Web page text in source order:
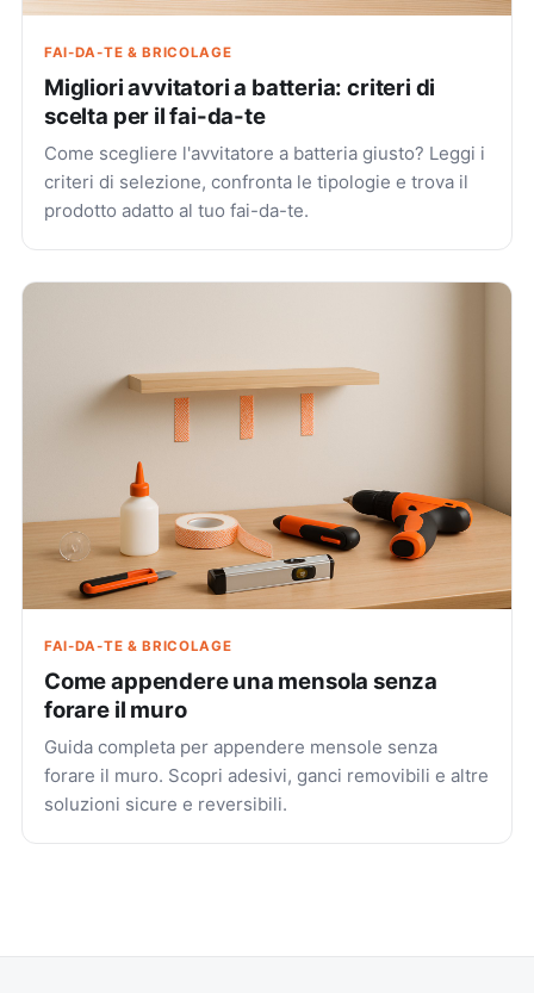
FAI-DA-TE & BRICOLAGE
Migliori avvitatori a batteria: criteri di
scelta per il fai-da-te
Come scegliere l'avvitatore a batteria giusto? Leggi i
criteri di selezione, confronta le tipologie e trova il
prodotto adatto al tuo fai-da-te.
FAI-DA-TE & BRICOLAGE
Come appendere una mensola senza
forare il muro
Guida completa per appendere mensole senza
forare il muro. Scopri adesivi, ganci removibili e altre
soluzioni sicure e reversibili.